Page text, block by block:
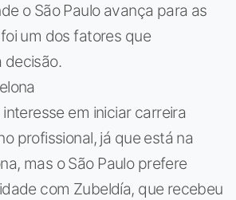
o São Paulo avança para as
um dos fatores que
decisão.
em iniciar carreira
profissional, já que está na
mas o São Paulo prefere
com Zubeldía, que recebeu